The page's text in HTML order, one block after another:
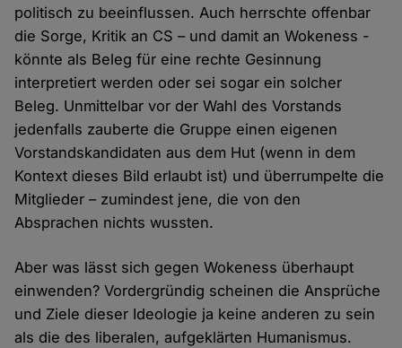
politisch zu beeinflussen. Auch herrschte offenbar
die Sorge, Kritik an CS – und damit an Wokeness -
könnte als Beleg für eine rechte Gesinnung
interpretiert werden oder sei sogar ein solcher
Beleg. Unmittelbar vor der Wahl des Vorstands
jedenfalls zauberte die Gruppe einen eigenen
Vorstandskandidaten aus dem Hut (wenn in dem
Kontext dieses Bild erlaubt ist) und überrumpelte die
Mitglieder – zumindest jene, die von den
Absprachen nichts wussten.
Aber was lässt sich gegen Wokeness überhaupt
einwenden? Vordergründig scheinen die Ansprüche
und Ziele dieser Ideologie ja keine anderen zu sein
als die des liberalen, aufgeklärten Humanismus.